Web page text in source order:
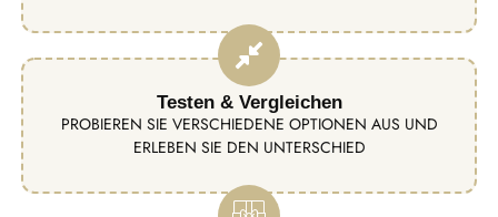
Testen & Vergleichen
PROBIEREN SIE VERSCHIEDENE OPTIONEN AUS UND
ERLEBEN SIE DEN UNTERSCHIED